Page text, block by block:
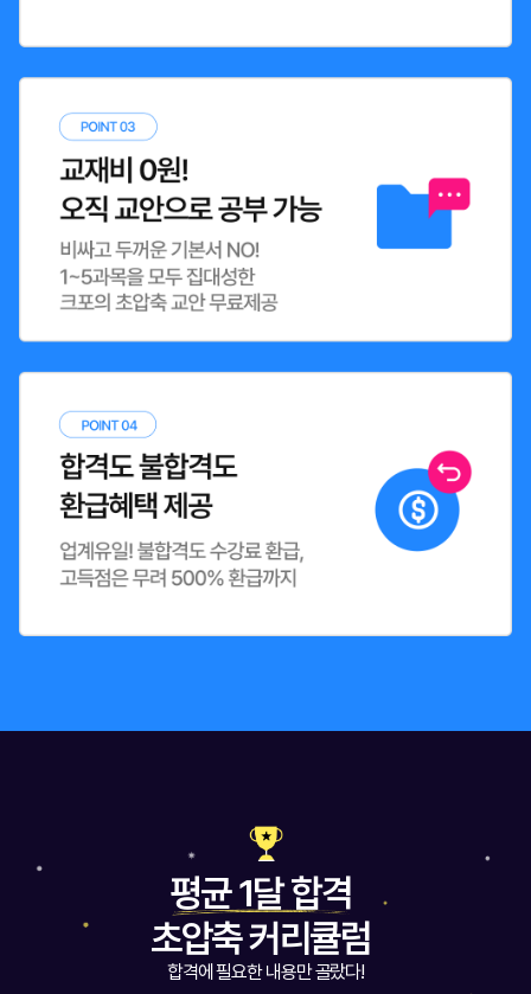
평균 1달 합격
초압축 커리큘럼
합격에 필요한 내용만 골랐다!